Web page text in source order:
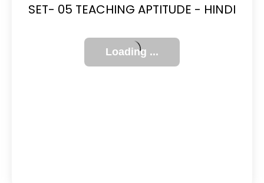
SET- 05 TEACHING APTITUDE - HINDI